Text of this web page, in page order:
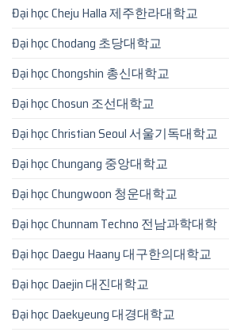
Đại học Cheju Halla 제주한라대학교
Đại học Chodang 초당대학교
Đại học Chongshin 총신대학교
Đại học Chosun 조선대학교
Đại học Christian Seoul 서울기독대학교
Đại học Chungang 중앙대학교
Đại học Chungwoon 청운대학교
Đại học Chunnam Techno 전남과학대학
Đại học Daegu Haany 대구한의대학교
Đại học Daejin 대진대학교
Đại học Daekyeung 대경대학교